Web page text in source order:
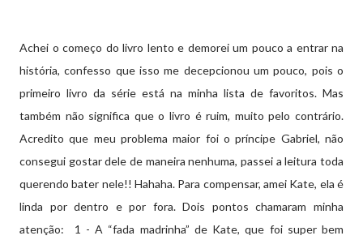
Achei o começo do livro lento e demorei um pouco a entrar na
história, confesso que isso me decepcionou um pouco, pois o
primeiro livro da série está na minha lista de favoritos. Mas
também não significa que o livro é ruim, muito pelo contrário.
Acredito que meu problema maior foi o príncipe Gabriel, não
consegui gostar dele de maneira nenhuma, passei a leitura toda
querendo bater nele!! Hahaha. Para compensar, amei Kate, ela é
linda por dentro e por fora. Dois pontos chamaram minha
atenção: 1 - A “fada madrinha” de Kate, que foi super bem